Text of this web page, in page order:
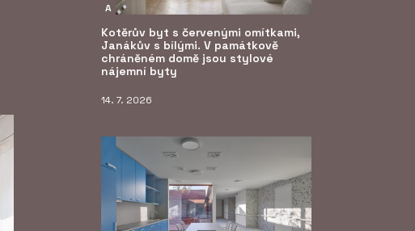
A
Kotěrův byt s červenými omítkami,
Janákův s bílými. V památkově
chráněném domě jsou stylové
nájemní byty
14. 7. 2026